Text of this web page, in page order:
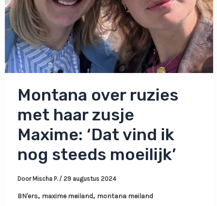
Montana over ruzies
met haar zusje
Maxime: ‘Dat vind ik
nog steeds moeilijk’
Door Mischa P. / 29 augustus 2024
BN'ers, maxime meiland, montana meiland